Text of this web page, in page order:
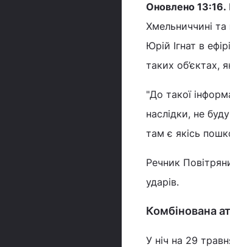
Оновлено 13:16.
Хмельниччині
Юрій Ігнат в
таких об’єктах,
"До такої
наслідки, не
там є якісь
Речник
ударів.
Комбінована
У ніч на 29